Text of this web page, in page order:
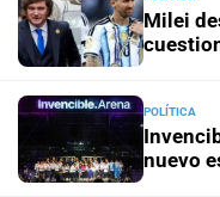
Condenado Cinco
golpear a su propia
Milei
POLÍTICA
nuevo